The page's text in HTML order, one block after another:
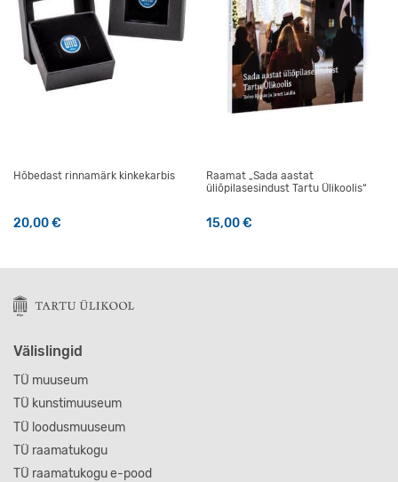
Hõbedast rinnamärk kinkekarbis
20,00€
Raamat „Sada aastat
üliõpilasesindust Tartu Ülikoolis“
15,00€
Välislingid
TÜ muuseum
TÜ kunstimuuseum
TÜ loodusmuuseum
TÜ raamatukogu
TÜ raamatukogu e-pood